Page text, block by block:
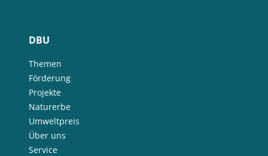
DBU
Themen
Förderung
Projekte
Naturerbe
Umweltpreis
Über uns
Service